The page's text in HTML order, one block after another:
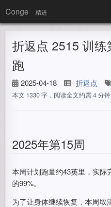
Conge 精进
折返点 2515 训
跑
2025-04-18 折返点
本文 1330 字，阅读全文约需 4 分钟
2025年第15周
本周计划跑量约43英里，实际
的99%。
为了让身体继续恢复，本周取